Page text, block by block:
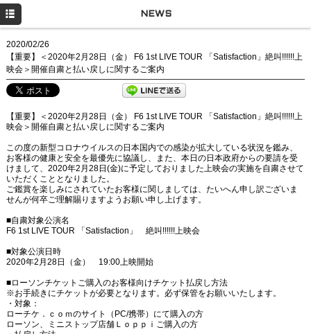
NEWS
2020/02/26
【重要】＜2020年2月28日（金） F6 1st LIVE TOUR 「Satisfaction」絶叫!!!!!!上
映会＞開催自粛と払い戻しに関するご案内
【重要】＜2020年2月28日（金） F6 1st LIVE TOUR 「Satisfaction」絶叫!!!!!!上
映会＞開催自粛と払い戻しに関するご案内
この度の新型コロナウイルスの日本国内での感染が拡大している状況を鑑み、
お客様の健康と安全を最優先に協議し、また、本日の日本政府からの要請を受
けまして、2020年2月28日(金)に予定しておりました上映会の実施を自粛させて
いただくこととなりました。
ご鑑賞を楽しみにされていたお客様に関しましては、たいへん申し訳ございま
せんが何卒ご理解賜りますようお願い申し上げます。
■自粛対象公演名
F6 1st LIVE TOUR 「Satisfaction」 絶叫!!!!!!上映会
■対象公演日時
2020年2月28日（金） 19:00上映開始
■ローソンチケットご購入のお客様向けチケット払戻し方法
※お手続きにチケットが必要となります。必ず保管をお願いいたします。
・対象：
ローチケ．ｃｏｍのサイト（PC/携帯）にて購入の方
ローソン、ミニストップ店舗Ｌｏｐｐｉご購入の方
NEWS
LIVE
DISCOGRAPHY
GOODS
Q&A
MOVIE
PROFILE
Twitter